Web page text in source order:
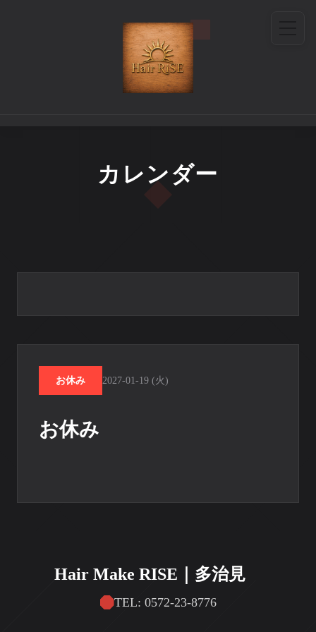
カレンダー
お休み 2027-01-19 (火)
お休み
Hair Make RISE｜多治見
TEL: 0572-23-8776